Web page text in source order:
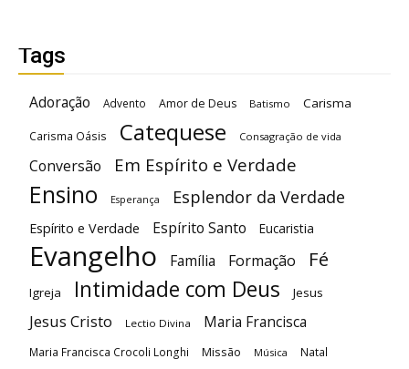
Tags
Adoração Advento Amor de Deus Batismo Carisma
Carisma Oásis Catequese Consagração de vida
Conversão Em Espírito e Verdade
Ensino Esperança Esplendor da Verdade
Espírito e Verdade Espírito Santo Eucaristia
Evangelho Família Formação Fé
Igreja Intimidade com Deus Jesus
Jesus Cristo Lectio Divina Maria Francisca
Maria Francisca Crocoli Longhi Missão Música Natal